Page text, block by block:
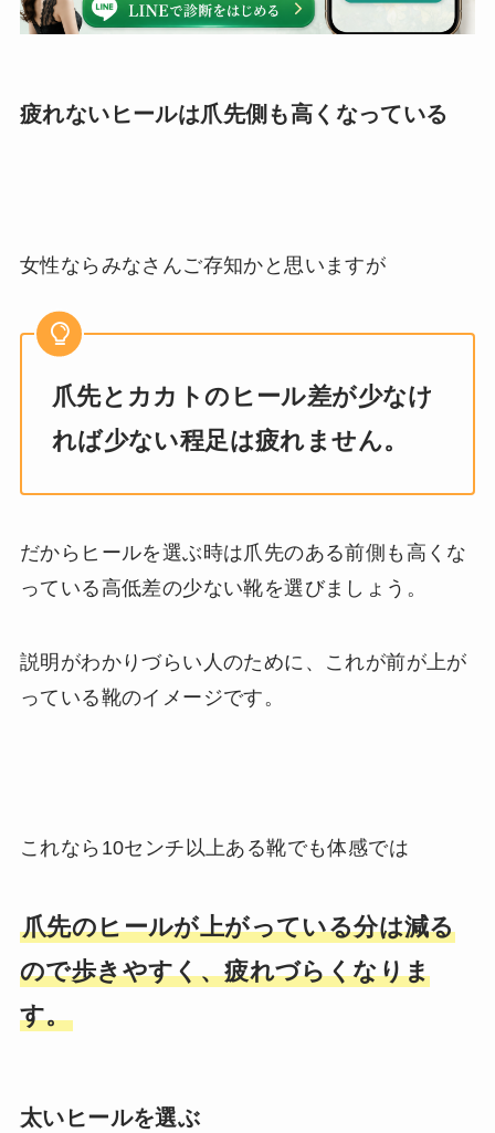
疲れないヒールは爪先側も高くなっている
女性ならみなさんご存知かと思いますが
爪先とカカトのヒール差が少なけ
れば少ない程足は疲れません。
だからヒールを選ぶ時は爪先のある前側も高くな
っている高低差の少ない靴を選びましょう。
説明がわかりづらい人のために、これが前が上が
っている靴のイメージです。
これなら10センチ以上ある靴でも体感では
爪先のヒールが上がっている分は減る
ので歩きやすく、疲れづらくなりま
す。
太いヒールを選ぶ